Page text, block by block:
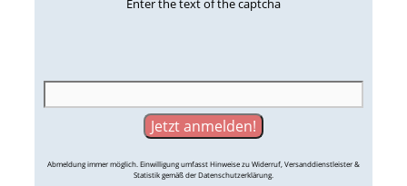
Enter the text of the captcha
Abmeldung immer möglich. Einwilligung umfasst Hinweise zu Widerruf, Versanddienstleister &
Statistik gemäß der Datenschutzerklärung.